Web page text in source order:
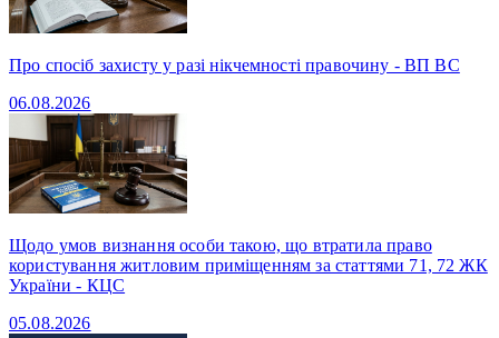
Про спосіб захисту у разі нікчемності правочину - ВП ВС
06.08.2026
Щодо умов визнання особи такою, що втратила право
користування житловим приміщенням за статтями 71, 72 ЖК
України - КЦС
05.08.2026